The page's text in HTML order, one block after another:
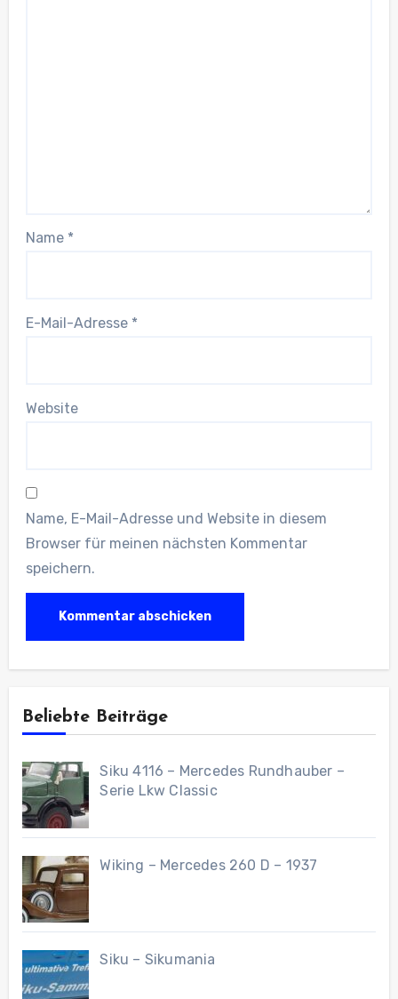
Name *
E-Mail-Adresse *
Website
Name, E-Mail-Adresse und Website in diesem
Browser für meinen nächsten Kommentar
speichern.
Beliebte Beiträge
Siku 4116 – Mercedes Rundhauber –
Serie Lkw Classic
Wiking – Mercedes 260 D – 1937
Siku – Sikumania